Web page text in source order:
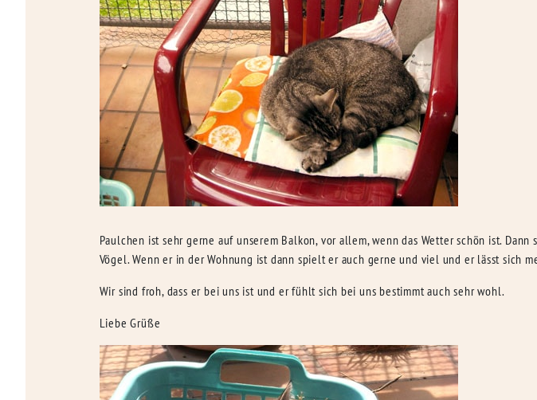
Paulchen ist sehr gerne auf unserem Balkon, vor allem, wenn das Wetter schön ist.
Vögel. Wenn er in der Wohnung ist dann spielt er auch gerne und viel und er lässt sich
Wir sind froh, dass er bei uns ist und er fühlt sich bei uns bestimmt auch sehr wohl.
Liebe Grüße